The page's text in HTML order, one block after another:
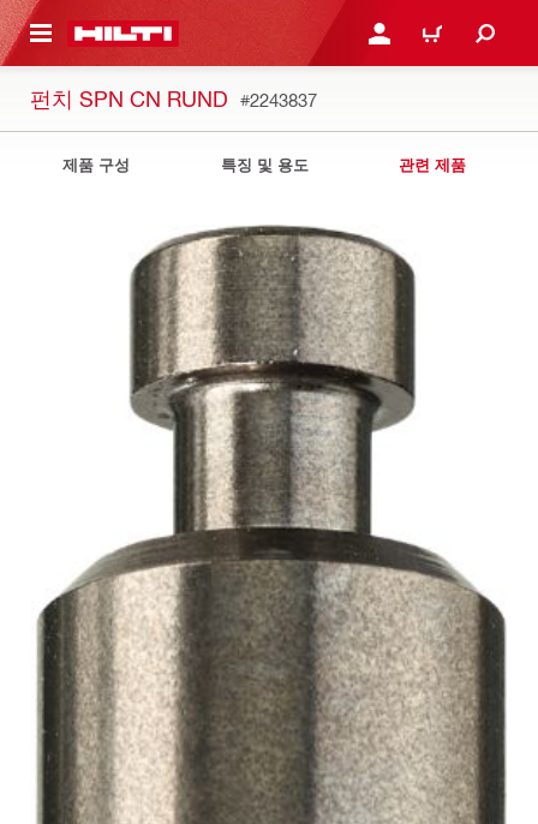
으로 건너뛰기 로그인 또는 회원가입
장바구니
펀치 SPN CN RUND #2243837
제품 구성 특징 및 용도 관련 제품